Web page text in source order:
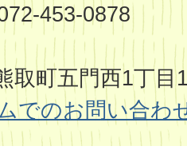
453-0878
取町五門西1丁目
でのお問い合わ